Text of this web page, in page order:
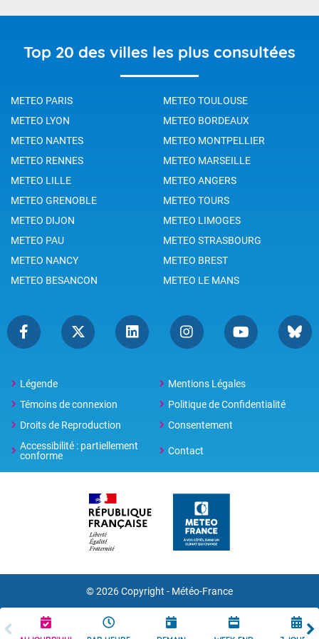
Top 20 des villes les plus consultées
METEO PARIS
METEO TOULOUSE
METEO LYON
METEO BORDEAUX
METEO NANTES
METEO MONTPELLIER
METEO RENNES
METEO MARSEILLE
METEO LILLE
METEO ANGERS
METEO GRENOBLE
METEO TOURS
METEO DIJON
METEO LIMOGES
METEO PAU
METEO STRASBOURG
METEO NANCY
METEO BREST
METEO BESANCON
METEO LE MANS
Légende
Mentions Légales
Témoins de connexion
Politique de Confidentialité
Droits de Reproduction
Consentement
Accessibilité : partiellement
conforme
Contact
© 2026 Copyright - Météo-France